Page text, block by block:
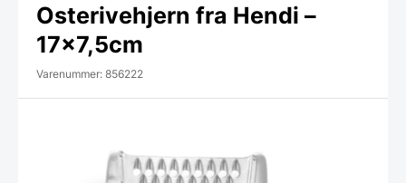
Osterivehjern fra Hendi –
17×7,5cm
Varenummer: 856222